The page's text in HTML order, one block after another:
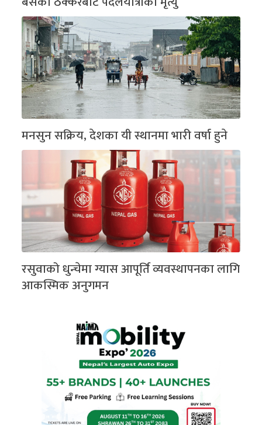
मनसुन सक्रिय, देशका यी स्थानमा भारी वर्षा हुने
रसुवाको धुन्चेमा ग्यास आपूर्ति व्यवस्थापनका लागि
आकस्मिक अनुगमन